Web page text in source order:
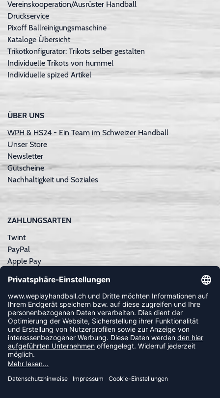
Vereinskooperation/Ausrüster Handball
Druckservice
Pixoff Ballreinigungsmaschine
Kataloge Übersicht
Trikotkonfigurator: Trikots selber gestalten
Individuelle Trikots von hummel
Individuelle spized Artikel
ÜBER UNS
WPH & HS24 - Ein Team im Schweizer Handball
Unser Store
Newsletter
Gutscheine
Nachhaltigkeit und Soziales
ZAHLUNGSARTEN
Twint
PayPal
Apple Pay
Kreditkarte
Rechnungskauf
NEWSLETTER
FOLLOW US